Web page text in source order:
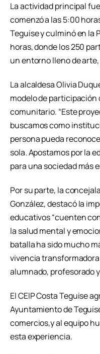
La actividad principal
comenzó a las 5:00
Teguise y culminó en la
horas, donde los 250
un entorno lleno de
La alcaldesa Olivia
modelo de
comunitario. “Este
buscamos como
persona pueda
sola. Apostamos por la
para una sociedad más
Por su parte, la
González, destacó la
educativos “cuenten
la salud mental y
batalla ha sido mucho
vivencia
alumnado, profesorado
El CEIP Costa Teguise
Ayuntamiento de
comercios,y al equipo
esta experiencia.